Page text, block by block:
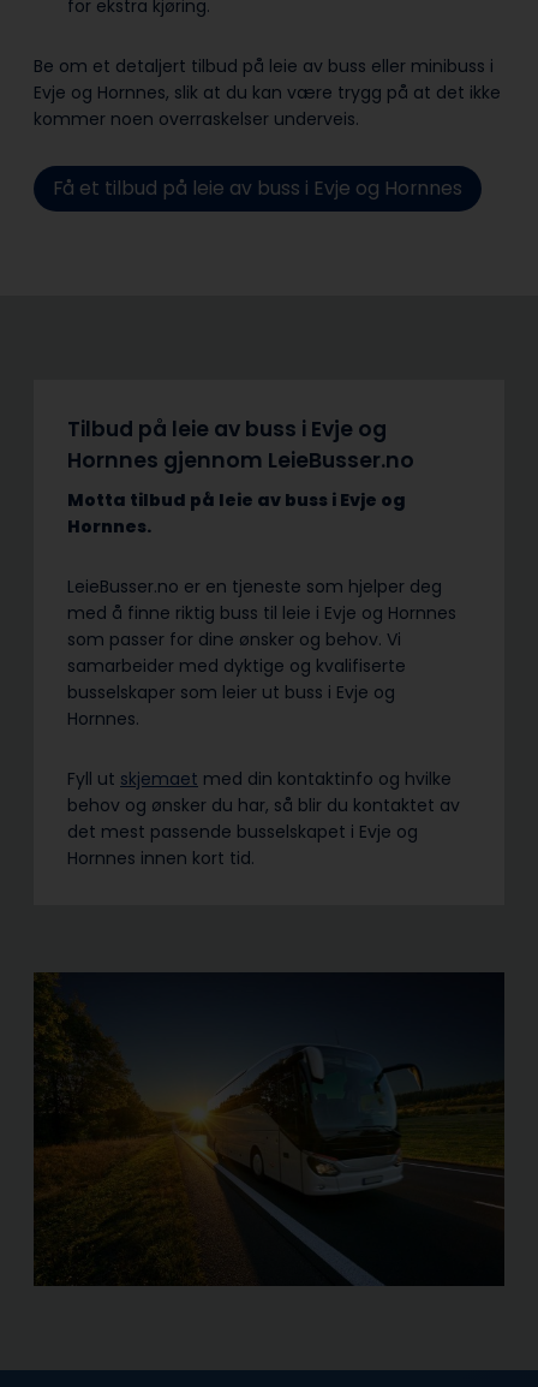
for ekstra kjøring.
Be om et detaljert tilbud på leie av buss eller minibuss i
Evje og Hornnes, slik at du kan være trygg på at det ikke
kommer noen overraskelser underveis.
Få et tilbud på leie av buss i Evje og Hornnes
Tilbud på leie av buss i Evje og
Hornnes gjennom LeieBusser.no
Motta tilbud på leie av buss i Evje og
Hornnes.
LeieBusser.no er en tjeneste som hjelper deg
med å finne riktig buss til leie i Evje og Hornnes
som passer for dine ønsker og behov. Vi
samarbeider med dyktige og kvalifiserte
busselskaper som leier ut buss i Evje og
Hornnes.
Fyll ut skjemaet med din kontaktinfo og hvilke
behov og ønsker du har, så blir du kontaktet av
det mest passende busselskapet i Evje og
Hornnes innen kort tid.